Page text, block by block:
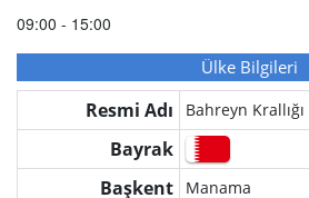
09:00 - 15:00
Ülke Bilgileri
Resmi Adı Bahreyn Krallığı
Bayrak
Başkent
Manama